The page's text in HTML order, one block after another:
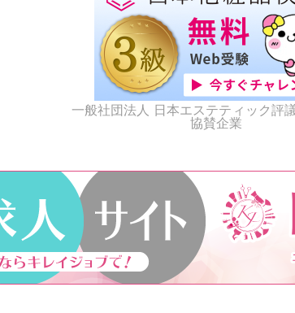
一般社団法人 日本エステティック評
協賛企業